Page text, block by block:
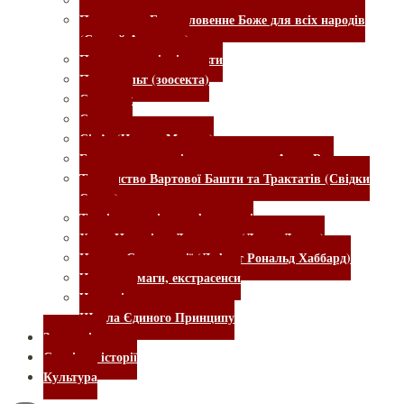
Посольство Благословенне Боже для всіх народів
(Сандей Аделаджа)
Псевдоекологічні культи
Псинокульт (зоосекта)
Садхгуру
Симорон
Сім’я (Чарльз Менсон)
Благотворче суспільство – секта «АллатРа»
Товариство Вартової Башти та Трактатів (Свідки
Єгови)
Тренінги, семінари, фестивалі
Храм Народів – Джонстаун (Джим Джонс)
Церква Саєнтології (Лафаєт Рональд Хаббард)
Чаклуни, маги, екстрасенси
Ченеллінг
Школа Єдиного Принципу
Зоореалізм
Сторінки історії
Культура